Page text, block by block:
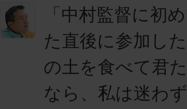
「中村監督に初
た直後に参加し
の土を食べて君
なら、私は迷わ